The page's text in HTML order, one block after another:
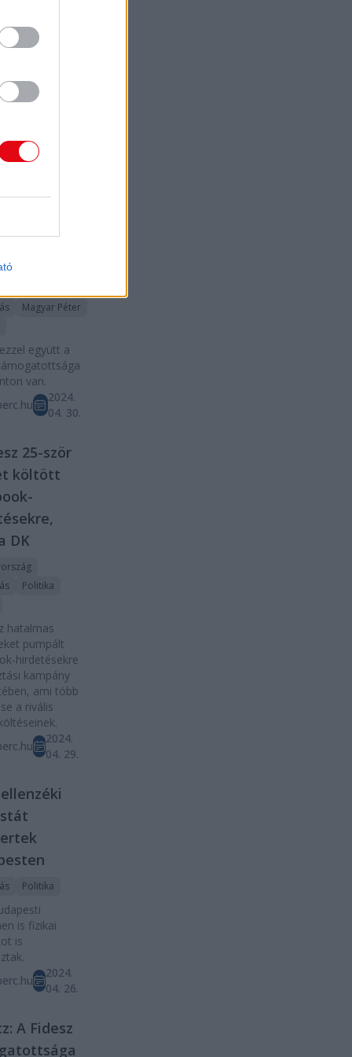
telefonos
alapján közölt
Péter
Magyar Péter
együtt a
van.
2024.
04. 30.
25-ször
költött
DK
Politika
hatalmas
pumpált
hirdetésekre
kampány
ami több
a rivális
2024.
04. 29.
Politika
is fizikai
is
2024.
04. 26.
A Fidesz